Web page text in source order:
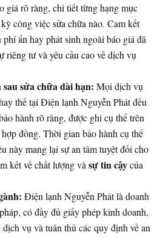
giá rõ ràng, chi tiết từng hạng mục
công việc sửa chữa nào. Cam kết
ẩn hay phát sinh ngoài báo giá đã
riêng tư và yêu cầu cao về dịch vụ
sửa chữa dài hạn: Mọi dịch vụ
thế tại Điện lạnh Nguyễn Phát đều
hành rõ ràng, được ghi cụ thể trên
đồng. Thời gian bảo hành cụ thể
này mang lại sự an tâm tuyệt đối cho
kết về chất lượng và sự tin cậycủa
Điện lạnh Nguyễn Phát là doanh
có đầy đủ giấy phép kinh doanh,
vụ và tuân thủ các quy định về an